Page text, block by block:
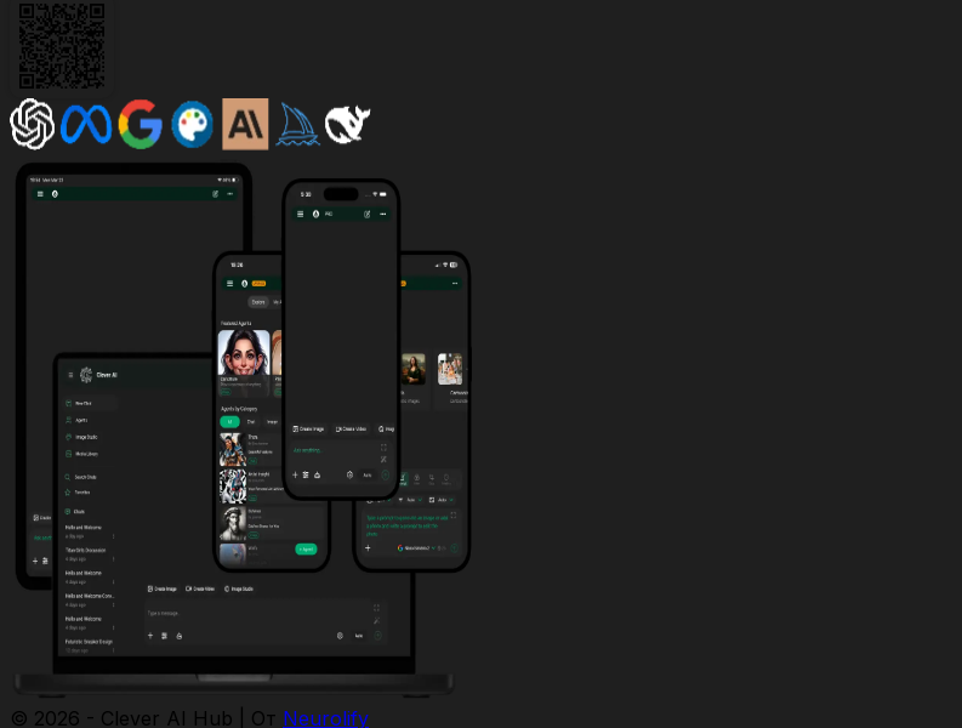
© 2026 - Clever AI Hub | От Neurolify